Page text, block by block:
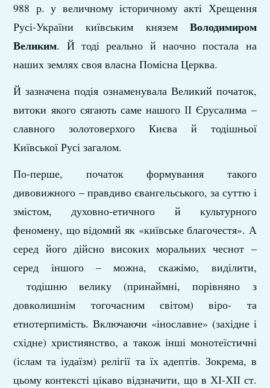
988 р. у величному історичному акті Хрещення
Русі-України київським князем Володимиром
Великим. Й тоді реально й наочно постала на
наших землях своя власна Помісна Церква.
Й зазначена подія ознаменувала Великий початок,
витоки якого сягають саме нашого ІІ Єрусалима –
славного золотоверхого Києва й тодішньої
Київської Русі загалом.
По-перше, початок формування такого
дивовижного – правдиво євангельського, за суттю і
змістом, духовно-етичного й культурного
феномену, що відомий як «київське благочестя». А
серед його дійсно високих моральних чеснот –
серед іншого – можна, скажімо, виділити,
тодішню велику (принаймні, порівняно з
довколишнім тогочасним світом) віро- та
етнотерпимість. Включаючи «інославне» (західне і
східне) християнство, а також інші монотеїстичні
(іслам та іудаїзм) релігії та їх адептів. Зокрема, в
цьому контексті цікаво відзначити, що в ХІ-ХІІ ст.